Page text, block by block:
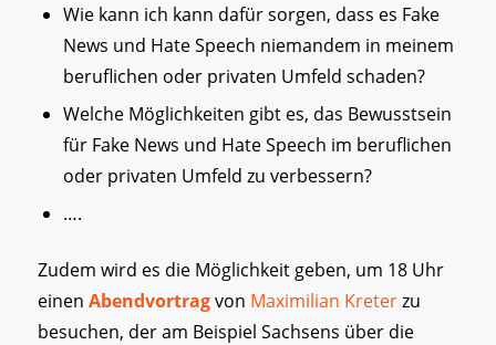
Wie kann ich kann dafür sorgen, dass es Fake
News und Hate Speech niemandem in meinem
beruflichen oder privaten Umfeld schaden?
Welche Möglichkeiten gibt es, das Bewusstsein
für Fake News und Hate Speech im beruflichen
oder privaten Umfeld zu verbessern?
….
Zudem wird es die Möglichkeit geben, um 18 Uhr
einen Abendvortragvon Maximilian Kreterzu
besuchen, der am Beispiel Sachsens über die